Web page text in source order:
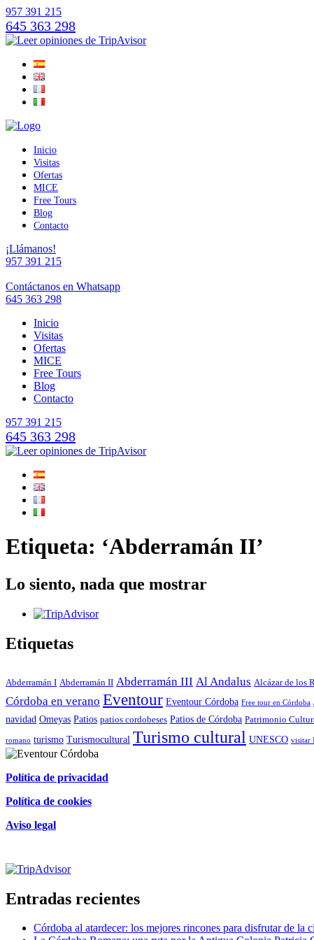
957 391 215
645 363 298
Inicio
Visitas
Ofertas
MICE
Free Tours
Blog
Contacto
¡Llámanos!
957 391 215
Contáctanos en Whatsapp
645 363 298
Inicio
Visitas
Ofertas
MICE
Free Tours
Blog
Contacto
957 391 215
645 363 298
Etiqueta: ‘Abderramán II’
Lo siento, nada que mostrar
Etiquetas
Abderramán I Abderramán II Abderramán III Al Andalus Alcázar de los
Córdoba en verano Eventour Eventour Córdoba Free tour en Córdoba
navidad Omeyas Patios patios cordobeses Patios de Córdoba Patrimonio
romano turismo Turismocultural Turismo cultural UNESCO visitar
Política de privacidad
Política de cookies
Aviso legal
Entradas recientes
Córdoba al atardecer: los mejores rincones para disfrutar de la